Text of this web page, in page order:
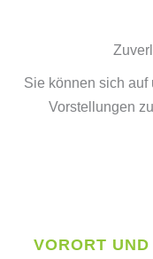
Sie können sich auf
Vorstellungen
VORORT